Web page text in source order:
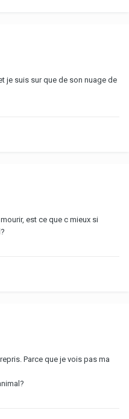
je suis sur que de son nuage de
est ce que c mieux si
Parce que je vois pas ma